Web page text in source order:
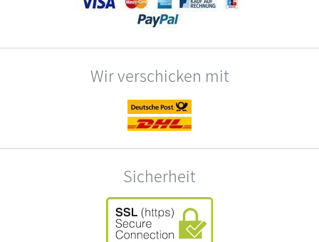
Wir verschicken mit
Sicherheit